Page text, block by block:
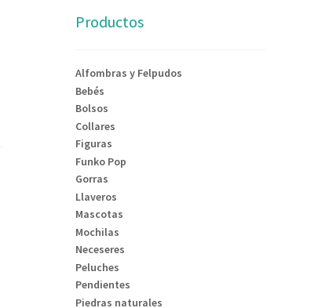
Productos
Alfombras y Felpudos
Bebés
Bolsos
Collares
Figuras
Funko Pop
Gorras
Llaveros
Mascotas
Mochilas
Neceseres
Peluches
Pendientes
Piedras naturales